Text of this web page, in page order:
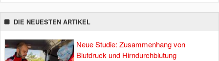
DIE NEUESTEN ARTIKEL
Neue Studie: Zusammenhang von
Blutdruck und Hirndurchblutung